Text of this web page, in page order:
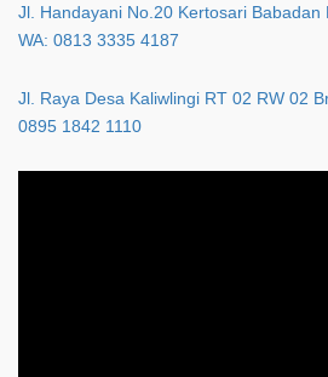
Jl. Handayani No.20 Kertosari Babadan
WA: 0813 3335 4187
Jl. Raya Desa Kaliwlingi RT 02 RW 02
0895 1842 1110